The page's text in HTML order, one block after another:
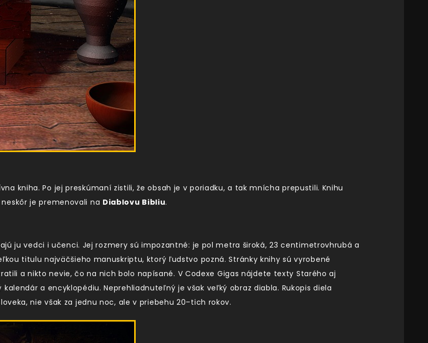
kniha. Po jej preskúmaní zistili, že obsah je v poriadku, a tak mnícha prepustili. Knihu
je premenovali na Diablovu Bibliu.
ju vedci i učenci. Jej rozmery sú impozantné: je pol metra široká, 23 centimetrovhrubá a
titulu najväčšieho manuskriptu, ktorý ľudstvo pozná. Stránky knihy sú vyrobené
a nikto nevie, čo na nich bolo napísané. V Codexe Gigas nájdete texty Starého aj
a encyklopédiu. Neprehliadnuteľný je však veľký obraz diabla. Rukopis diela
nie však za jednu noc, ale v priebehu 20–tich rokov.